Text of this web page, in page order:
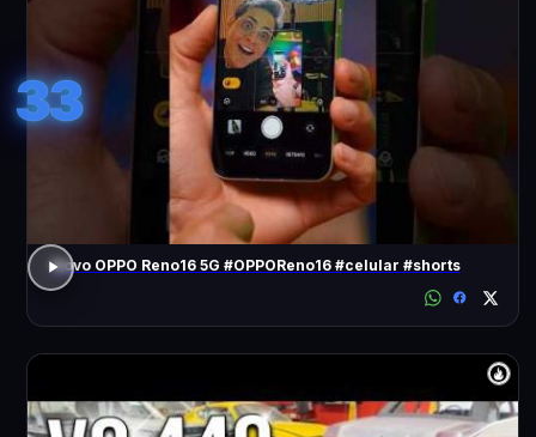
33
Novo OPPO Reno16 5G #OPPOReno16 #celular #shorts